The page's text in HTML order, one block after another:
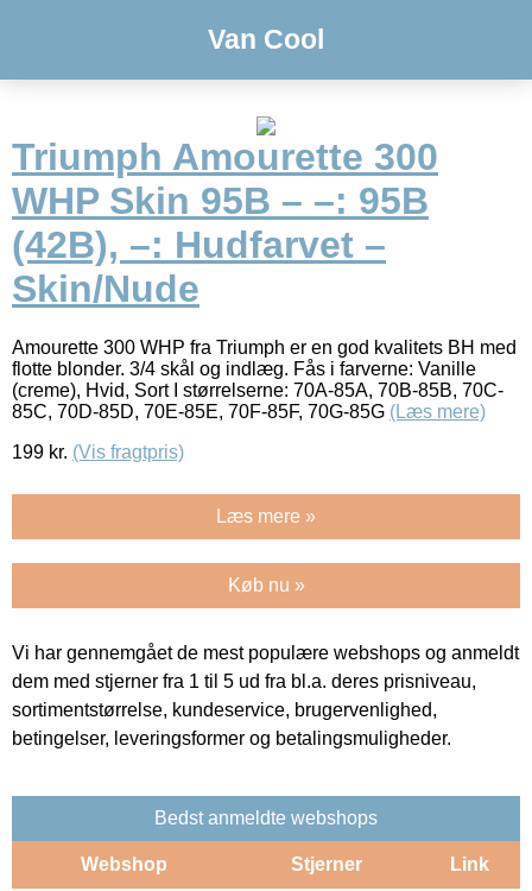
Van Cool
Triumph Amourette 300
WHP Skin 95B – –: 95B
(42B), –: Hudfarvet –
Skin/Nude
Amourette 300 WHP fra Triumph er en god kvalitets BH med
flotte blonder. 3/4 skål og indlæg. Fås i farverne: Vanille
(creme), Hvid, Sort I størrelserne: 70A-85A, 70B-85B, 70C-
85C, 70D-85D, 70E-85E, 70F-85F, 70G-85G (Læs mere)
199 kr. (Vis fragtpris)
Læs mere »
Køb nu »
Vi har gennemgået de mest populære webshops og anmeldt
dem med stjerner fra 1 til 5 ud fra bl.a. deres prisniveau,
sortimentstørrelse, kundeservice, brugervenlighed,
betingelser, leveringsformer og betalingsmuligheder.
Bedst anmeldte webshops
Webshop Stjerner Link